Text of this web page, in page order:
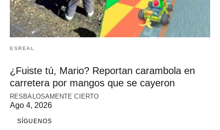
ESREAL
¿Fuiste tú, Mario? Reportan carambola en
carretera por mangos que se cayeron
RESBALOSAMENTE CIERTO
Ago 4, 2026
SÍGUENOS